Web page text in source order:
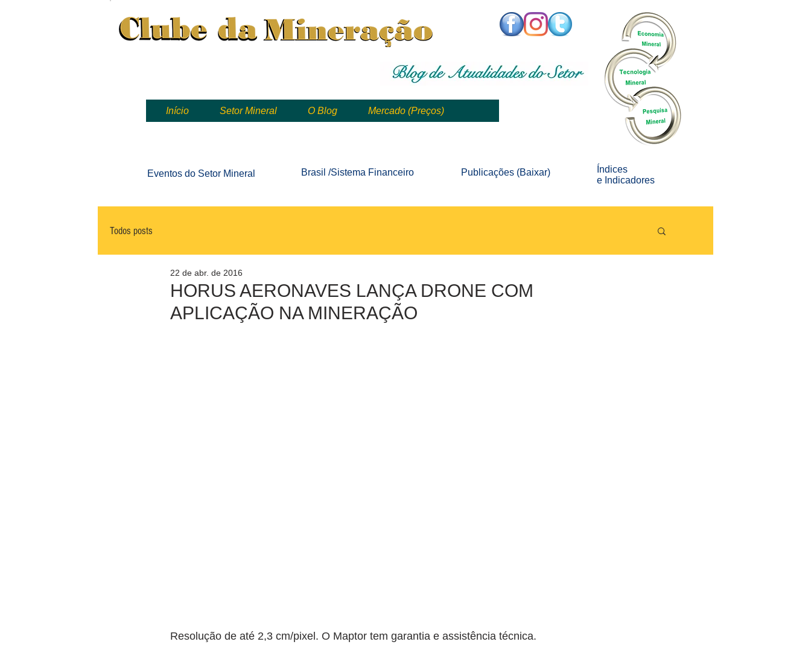
Início Setor Mineral O Blog Mercado (Preços)
Eventos do Setor Mineral Brasil /Sistema Financeiro Publicações (Baixar)
Índices
e Indicadores
Todos posts
HORUS AERONAVES LANÇA DRONE COM
APLICAÇÃO NA MINERAÇÃO
22 de abr. de 2016
Resolução de até 2,3 cm/pixel. O Maptor tem garantia e assistência técnica.